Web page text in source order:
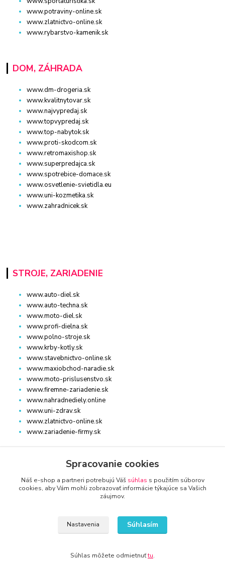
www.potraviny-online.sk
www.zlatnictvo-online.sk
www.rybarstvo-kamenik.sk
DOM, ZÁHRADA
www.dm-drogeria.sk
www.kvalitnytovar.sk
www.najvypredaj.sk
www.topvypredaj.sk
www.top-nabytok.sk
www.proti-skodcom.sk
www.retromaxishop.sk
www.superpredajca.sk
www.spotrebice-domace.sk
www.osvetlenie-svietidla.eu
www.uni-kozmetika.sk
www.zahradnicek.sk
STROJE, ZARIADENIE
www.auto-diel.sk
www.auto-techna.sk
www.moto-diel.sk
www.profi-dielna.sk
www.polno-stroje.sk
www.krby-kotly.sk
www.stavebnictvo-online.sk
www.maxiobchod-naradie.sk
www.moto-prislusenstvo.sk
www.firemne-zariadenie.sk
www.nahradnediely.online
www.uni-zdrav.sk
www.zlatnictvo-online.sk
www.zariadenie-firmy.sk
+421 940 949 000
Spracovanie cookies
Náš e-shop a partneri potrebujú Váš súhlas s použitím súborov
cookies, aby Vám mohli zobrazovať informácie týkajúce sa Vašich
záujmov.
Nastavenia Súhlasím
Súhlas môžete odmietnuťtu.